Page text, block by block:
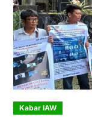
Kabar IAW